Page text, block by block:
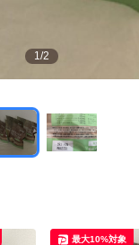
1/2
最大10%対象